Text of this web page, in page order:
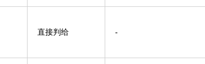
直接判给 -